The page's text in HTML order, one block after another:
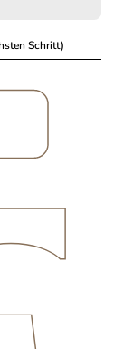
Schritt)